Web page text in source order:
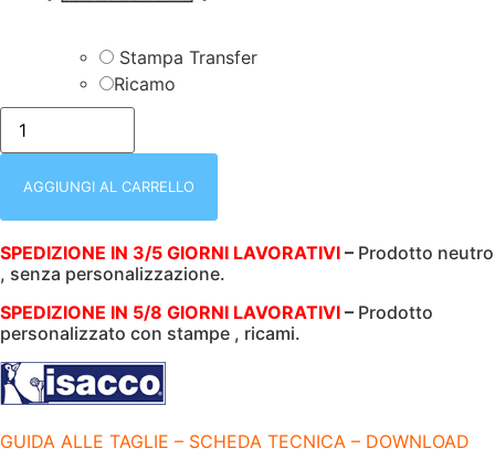
Stampa Transfer
Ricamo
XX/GREMBIULE
SOMMELIER
|
REGOLAZIONE
220GR/M2
|
X
96
CM
|
ISACCO
|
quantità
AGGIUNGI AL CARRELLO
SPEDIZIONE IN 3/5 GIORNI LAVORATIVI – Prodotto neutro
, senza personalizzazione.
SPEDIZIONE IN 5/8 GIORNI LAVORATIVI – Prodotto
personalizzato con stampe , ricami.
GUIDA ALLE TAGLIE – SCHEDA TECNICA – DOWNLOAD